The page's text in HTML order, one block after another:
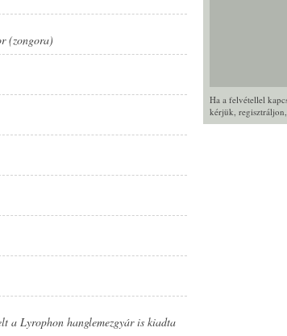
Ha a felvétellel
kérjük, regisztráljon
(zongora)
a Lyrophon hanglemezgyár is kiadta